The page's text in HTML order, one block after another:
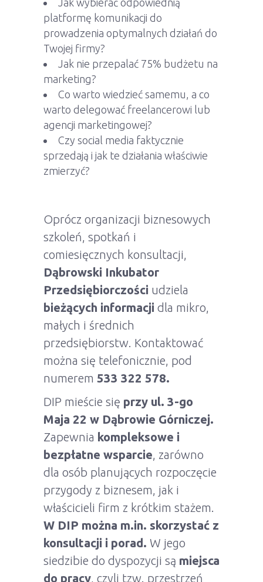
Jak wybierać odpowiednią
platformę komunikacji do
prowadzenia optymalnych działań do
Twojej firmy?
Jak nie przepalać 75% budżetu na
marketing?
Co warto wiedzieć samemu, a co
warto delegować freelancerowi lub
agencji marketingowej?
Czy social media faktycznie
sprzedają i jak te działania właściwie
zmierzyć?
Oprócz organizacji biznesowych
szkoleń, spotkań i
comiesięcznych konsultacji,
Dąbrowski Inkubator
Przedsiębiorczości udziela
bieżących informacji dla mikro,
małych i średnich
przedsiębiorstw. Kontaktować
można się telefonicznie, pod
numerem 533 322 578.
DIP mieście się przy ul. 3-go
Maja 22 w Dąbrowie Górniczej.
Zapewnia kompleksowe i
bezpłatne wsparcie, zarówno
dla osób planujących rozpoczęcie
przygody z biznesem, jak i
właścicieli firm z krótkim stażem.
W DIP można m.in. skorzystać z
konsultacji i porad. W jego
siedzibie do dyspozycji są miejsca
do pracy, czyli tzw. przestrzeń